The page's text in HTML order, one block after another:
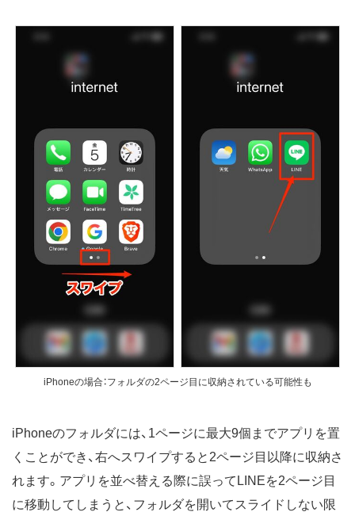
iPhoneの場合：フォルダの2ページ目に収納されている可能性も
iPhoneのフォルダには、1ページに最大9個までアプリを置
くことができ、右へスワイプすると2ページ目以降に収納さ
れます。アプリを並べ替える際に誤ってLINEを2ページ目
に移動してしまうと、フォルダを開いてスライドしない限